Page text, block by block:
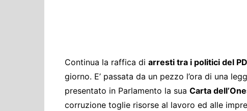
Rifiuti
Continua la raffica di arresti tra i politici del PD
giorno. E’ passata da un pezzo l’ora di una
presentato in Parlamento la sua Carta
corruzione toglie risorse al lavoro ed alle